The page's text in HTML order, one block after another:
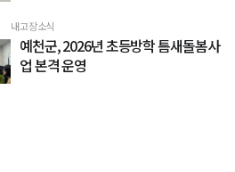
내고장소식
예천군, 2026년 초등방학 틈새돌봄사
업 본격 운영